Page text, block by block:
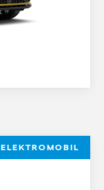
ELEKTROMOBIL